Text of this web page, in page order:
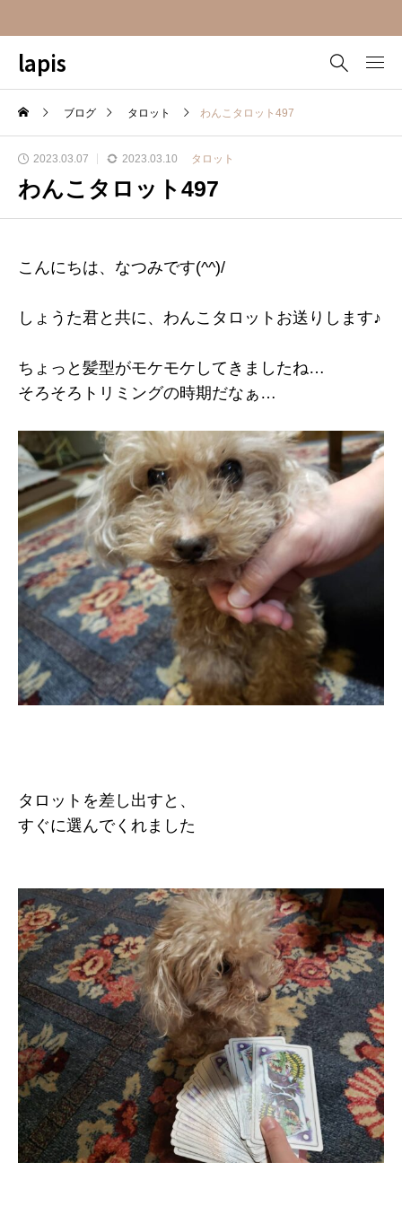
lapis
ブログ タロット わんこタロット497
2023.03.07 2023.03.10 タロット
わんこタロット497
こんにちは、なつみです(^^)/
しょうた君と共に、わんこタロットお送りします♪
ちょっと髪型がモケモケしてきましたね…
そろそろトリミングの時期だなぁ…
タロットを差し出すと、
すぐに選んでくれました